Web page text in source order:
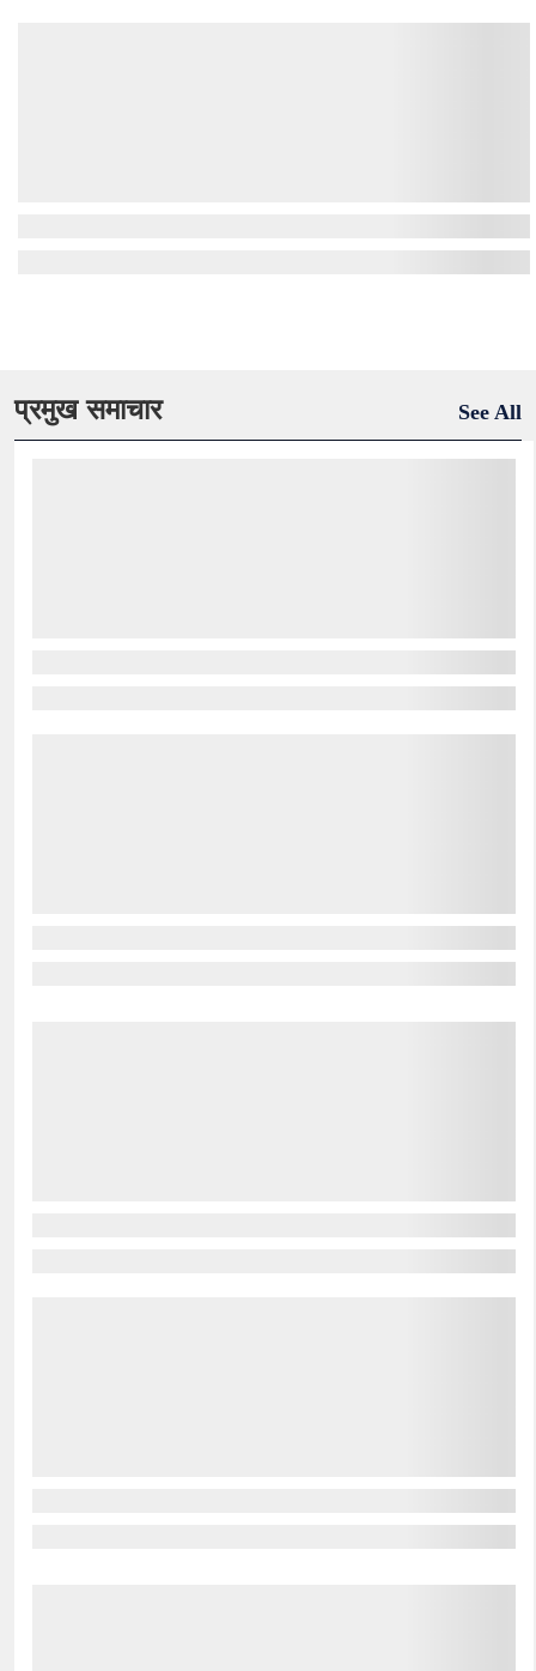
प्रमुख समाचार See All